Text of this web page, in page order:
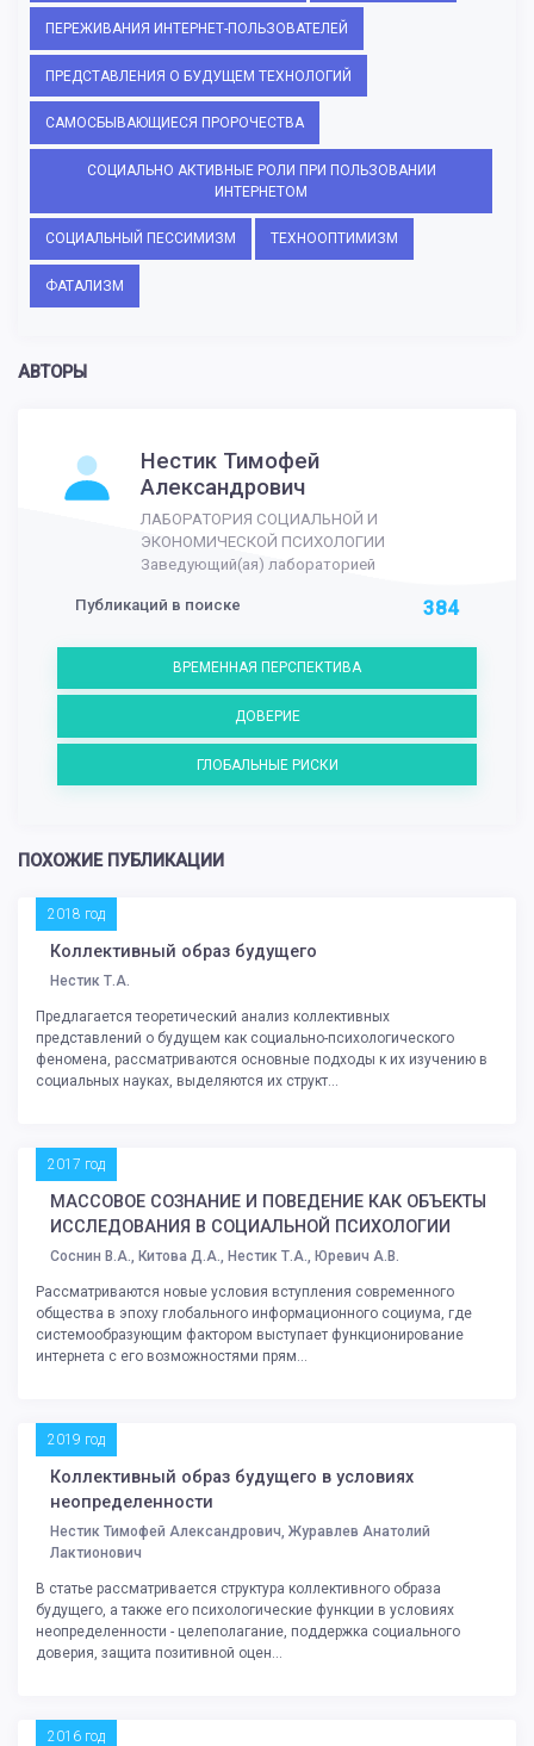
ПЕРЕЖИВАНИЯ ИНТЕРНЕТ-ПОЛЬЗОВАТЕЛЕЙ
ПРЕДСТАВЛЕНИЯ О БУДУЩЕМ ТЕХНОЛОГИЙ
САМОСБЫВАЮЩИЕСЯ ПРОРОЧЕСТВА
СОЦИАЛЬНО АКТИВНЫЕ РОЛИ ПРИ ПОЛЬЗОВАНИИ
ИНТЕРНЕТОМ
СОЦИАЛЬНЫЙ ПЕССИМИЗМ ТЕХНООПТИМИЗМ
ФАТАЛИЗМ
АВТОРЫ
Нестик Тимофей
Александрович
ЛАБОРАТОРИЯ СОЦИАЛЬНОЙ И
ЭКОНОМИЧЕСКОЙ ПСИХОЛОГИИ
Заведующий(ая) лабораторией
Публикаций в поиске 384
ВРЕМЕННАЯ ПЕРСПЕКТИВА
ДОВЕРИЕ
ГЛОБАЛЬНЫЕ РИСКИ
ПОХОЖИЕ ПУБЛИКАЦИИ
2018 год
Коллективный образ будущего
Нестик Т.А.
Предлагается теоретический анализ коллективных
представлений о будущем как социально-психологического
феномена, рассматриваются основные подходы к их изучению в
социальных науках, выделяются их структ...
2017 год
МАССОВОЕ СОЗНАНИЕ И ПОВЕДЕНИЕ КАК ОБЪЕКТЫ
ИССЛЕДОВАНИЯ В СОЦИАЛЬНОЙ ПСИХОЛОГИИ
Соснин В.А., Китова Д.А., Нестик Т.А., Юревич А.В.
Рассматриваются новые условия вступления современного
общества в эпоху глобального информационного социума, где
системообразующим фактором выступает функционирование
интернета с его возможностями прям...
2019 год
Коллективный образ будущего в условиях
неопределенности
Нестик Тимофей Александрович, Журавлев Анатолий
Лактионович
В статье рассматривается структура коллективного образа
будущего, а также его психологические функции в условиях
неопределенности - целеполагание, поддержка социального
доверия, защита позитивной оцен...
2016 год